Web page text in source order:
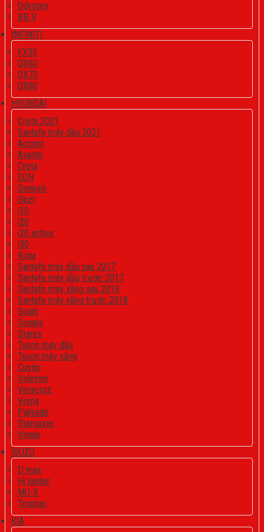
Odyssey
BR-V
INFINITI
FX35
QX60
QX70
QX80
HYUNDAI
Creta 2021
Santafe máy dầu 2021
Accent
Avante
Creta
EON
Genesis
Gezt
i10
i20
i20 active
i30
Kona
Santafe máy dầu sau 2017
Santafe máy dầu trước 2017
Santafe máy xăng sau 2019
Santafe máy xăng trước 2018
Solati
Sonata
Starex
Tuson máy dầu
Tuson máy xăng
Custin
Veloster
Veracruz
Verna
Palisade
Stargazer
Venue
ISUZU
D max
Hi lander
MU-X
Trooper
KIA